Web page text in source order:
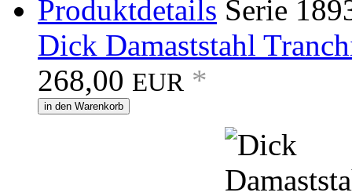
Produktdetails
Dick Damaststahl
268,00 EUR *
in den Warenkorb